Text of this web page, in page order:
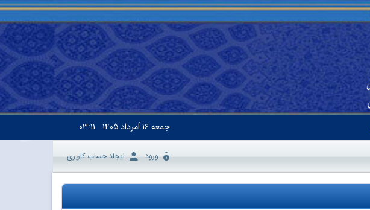
جمعه۱۶ اَمرداد ۱۴۰۵ ۰۳:۱۱
ورود ایجاد حساب کاربری